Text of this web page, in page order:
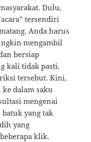
Dulu,
tersendiri
Anda harus
mengambil
bersiap
kali tidak pasti.
tersebut. Kini,
dalam saku
mengenai
yang tak
yang
klik.